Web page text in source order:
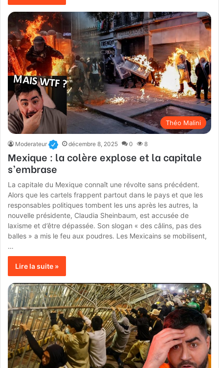
Théo Malini
Moderateur décembre 8, 2025 0 8
Mexique : la colère explose et la capitale
s’embrase
La capitale du Mexique connaît une révolte sans précédent.
Alors que les cartels frappent partout dans le pays et que les
responsables politiques tombent les uns après les autres, la
nouvelle présidente, Claudia Sheinbaum, est accusée de
laxisme et d’être dépassée. Son slogan « des câlins, pas des
balles » a mis le feu aux poudres. Les Mexicains se mobilisent,
…
Lire la suite »